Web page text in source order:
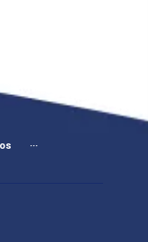
···